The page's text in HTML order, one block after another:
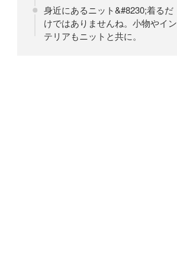
身近にあるニット&#8230;着るだ
けではありませんね。小物やイン
テリアもニットと共に。